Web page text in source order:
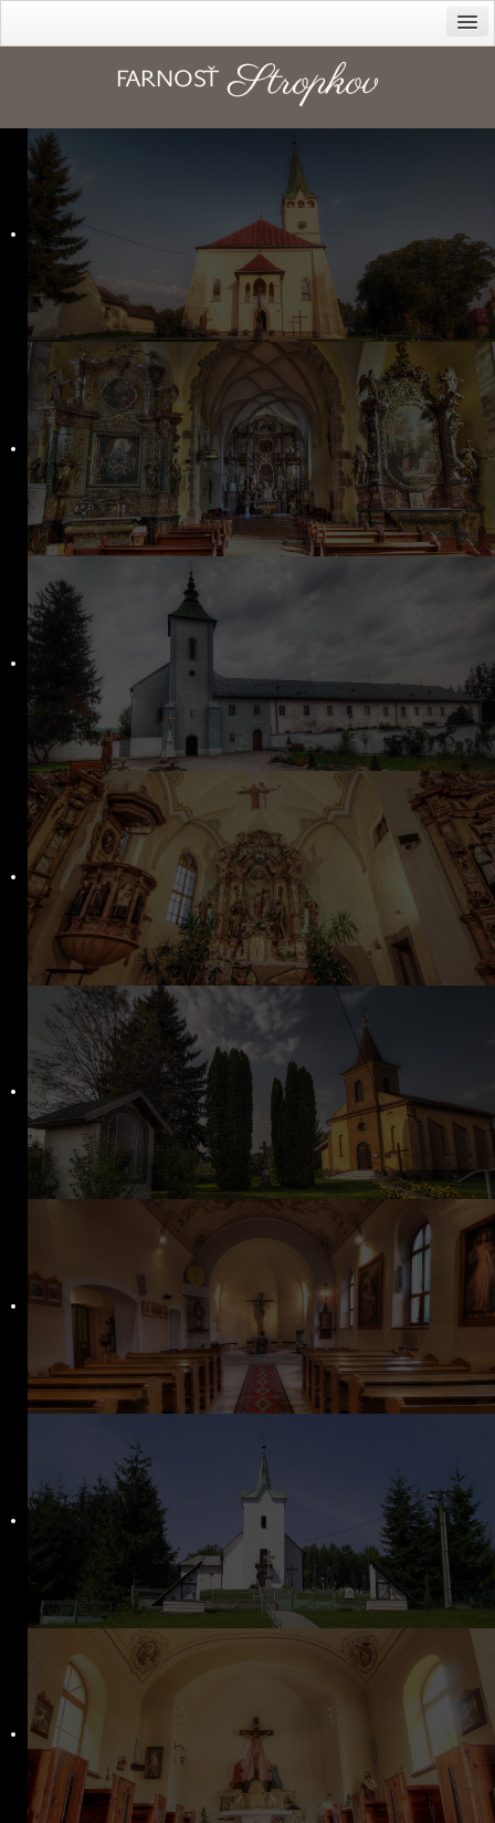
Dekanát
História farnosti
Kanonická vizitácia z r. 1816
Duchovné povolania
Správcovia farnosti
Kapláni
Rehoľníci
Rodáci
Kostoly
Sanktuárium
Filiálky
Kláštorný kostol Stropkov
Baňa
Chotča
Kalvária
CZŠ sv. Petra a Pavla
Komunitné centrum
Dom detí Božieho milosrdenstva
Zmluvy
Ochrana osobných údajov
Aktuality
Spoločenstvá
Bratstvo sv. ruženca
Bratstvo sv. škapuliara
Lektori
Mimoriadni rozdávatelia prijímania
Škola snúbencov
Fotogalérie
Manželské ohlášky
Čítanie Božieho slova
Škapuliar – farský infolist
Duchovný život
Krst
Pokánie
Pomazanie chorých
Posvätný stav
Manželstvo
Katolícky pohreb
Kontakt